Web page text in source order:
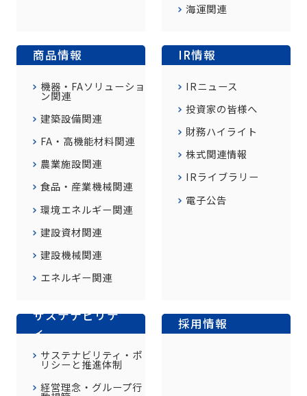
海運関連
商品情報
機器・FAソリューショ
ン関連
建築設備関連
FA・高機能材料関連
農業施設関連
食品・産業機械関連
環境エネルギー関連
建設資材関連
建設機械関連
エネルギー関連
IR情報
IRニュース
投資家の皆様へ
財務ハイライト
株式関連情報
IRライブラリー
電子公告
サステナビリテ
ィ
サステナビリティ・ポ
リシーと推進体制
経営理念・グループ行
採用情報